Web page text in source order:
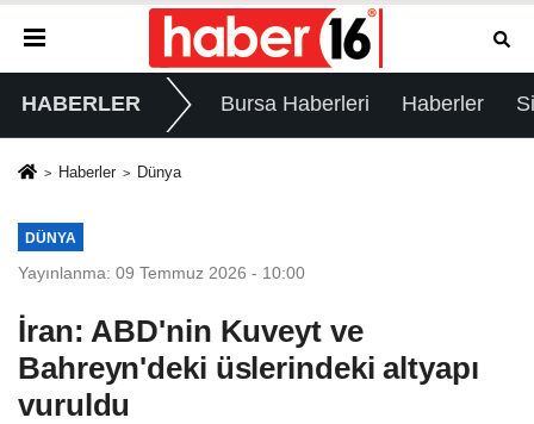
HABERLER Bursa Haberleri Haberler
Haberler Dünya
DÜNYA
Yayınlanma: 09 Temmuz 2026 - 10:00
İran: ABD'nin Kuveyt ve
Bahreyn'deki üslerindeki altyapı
vuruldu